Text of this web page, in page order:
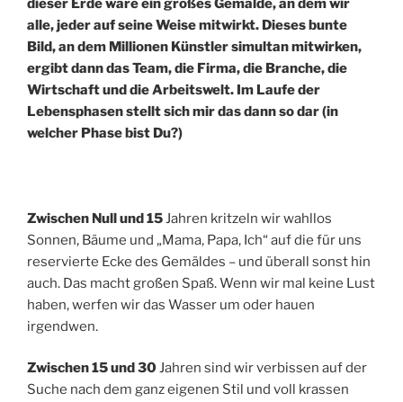
dieser Erde wäre ein großes Gemälde, an dem wir
alle, jeder auf seine Weise mitwirkt. Dieses bunte
Bild, an dem Millionen Künstler simultan mitwirken,
ergibt dann das Team, die Firma, die Branche, die
Wirtschaft und die Arbeitswelt. Im Laufe der
Lebensphasen stellt sich mir das dann so dar (in
welcher Phase bist Du?)
Zwischen Null und 15Jahren kritzeln wir wahllos
Sonnen, Bäume und „Mama, Papa, Ich“ auf die für uns
reservierte Ecke des Gemäldes – und überall sonst hin
auch. Das macht großen Spaß. Wenn wir mal keine Lust
haben, werfen wir das Wasser um oder hauen
irgendwen.
Zwischen 15 und 30Jahren sind wir verbissen auf der
Suche nach dem ganz eigenen Stil und voll krassen